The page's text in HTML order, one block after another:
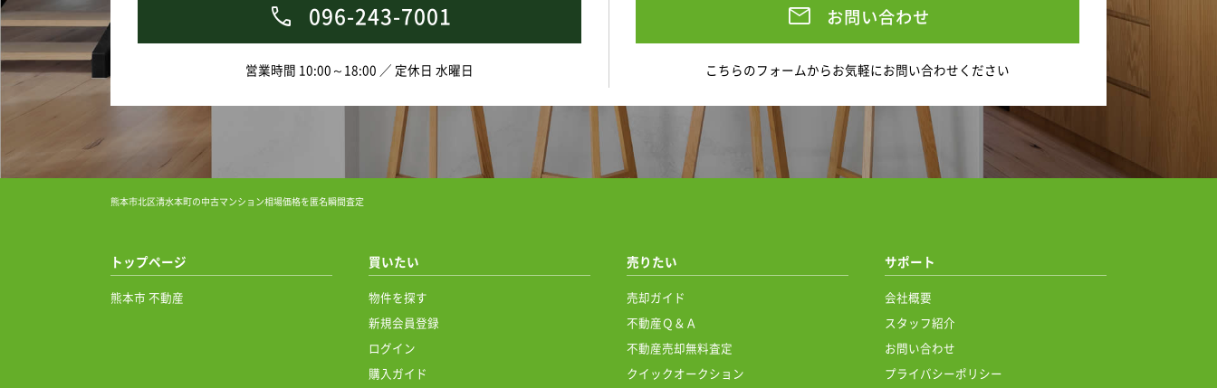
096-243-7001
営業時間 10:00～18:00 ／ 定休日 水曜日
お問い合わせ
こちらのフォームからお気軽にお問い合わせください
熊本市北区清水本町の中古マンション相場価格を匿名瞬間査定
トップページ
熊本市 不動産
買いたい
物件を探す
新規会員登録
ログイン
購入ガイド
売りたい
売却ガイド
不動産Ｑ＆Ａ
不動産売却無料査定
クイックオークション
サポート
会社概要
スタッフ紹介
お問い合わせ
プライバシーポリシー